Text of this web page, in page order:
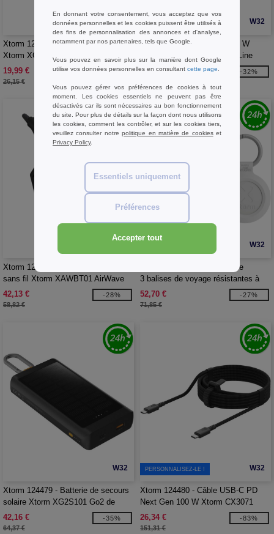
W32
Xtorm 124474 - Chargeur de 33 W
Xtorm XG2SL033 Go2 SlimLine
19,99 €
26,15 €
-24%
W32
Xtorm 124475 - Chargeur 25 W
Xtorm XG2SL025 Go2 SlimLine
14,70 €
-32%
Xtorm 124476 - Adaptateur audio
sans fil Xtorm XAWBT01 AirWave
42,13 €
58,82 €
-28%
W32
Xtorm 124477 - Ensemble de
3 balises de voyage résistantes à
l’eau Xtorm XTAG2A
52,70 €
71,85 €
-27%
W32
Xtorm 124479 - Batterie de secours
solaire Xtorm XG2S101 Go2 de
10 000 mAh et 15 W avec éclairage
42,16 €
64,37 €
-35%
W32
PERSONNALISEZ-LE !
Xtorm 124480 - Câble USB-C PD
Next Gen 100 W Xtorm CX3071
26,34 €
151,31 €
-83%
En donnant votre consentement, vous acceptez que vos
données personnelles et les cookies puissent être utilisés à
des fins de personnalisation des annonces et d'analyse,
notamment par nos partenaires, tels que Google.
Vous pouvez en savoir plus sur la manière dont Google
utilise vos données personnelles en consultant cette page
Vous pouvez gérer vos préférences de cookies à tout
moment. Les cookies essentiels ne peuvent pas être
désactivés car ils sont nécessaires au bon fonctionnement
du site. Pour plus de détails sur la façon dont nous utilisons
les cookies, comment les contrôler, et sur les cookies tiers,
veuillez consulter notrepolitique en matière de cookieset
Privacy Policy.
Essentiels uniquement
Préférences
Accepter tout